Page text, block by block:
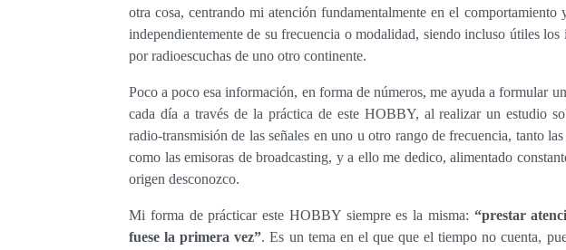
otra cosa, centrando mi atención fundamentalmente en el comportamiento
independientemente de su frecuencia o modalidad, siendo incluso útiles
por radioescuchas de uno otro continente.
Poco a poco esa información, en forma de números, me ayuda a formular
cada día a través de la práctica de este HOBBY, al realizar un estudio
radio-transmisión de las señales en uno u otro rango de frecuencia, tanto
como las emisoras de broadcasting, y a ello me dedico, alimentado
origen desconozco.
Mi forma de prácticar este HOBBY siempre es la misma: “prestar
fuese la primera vez”. Es un tema en el que que el tiempo no cuenta,